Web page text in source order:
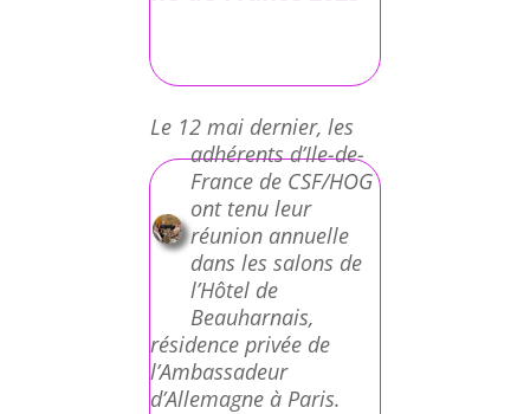
Le 12 mai dernier, les
adhérents d’Ile-de-
France de CSF/HOG
ont tenu leur
réunion annuelle
dans les salons de
l’Hôtel de
Beauharnais,
résidence privée de
l’Ambassadeur
d’Allemagne à Paris.